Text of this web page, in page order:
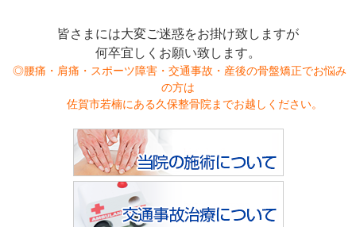
皆さまには大変ご迷惑をお掛け致し ますが
何卒宜しくお願い致します。
◎腰痛・肩痛・スポーツ障害・交通事故・産後の骨盤矯正でお悩み
の方は
佐賀市若楠にある久保整骨院までお越しください。